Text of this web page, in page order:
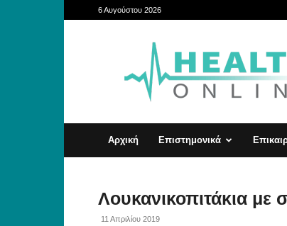
6 Αυγούστου 2026
HealthOnline
Αρχική Επιστημονικά
Λουκανικοπιτάκια με
11 Απριλίου 2019